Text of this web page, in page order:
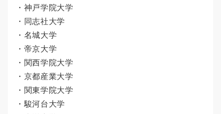
・神戸学院大学
・同志社大学
・名城大学
・帝京大学
・関西学院大学
・京都産業大学
・関東学院大学
・駿河台大学